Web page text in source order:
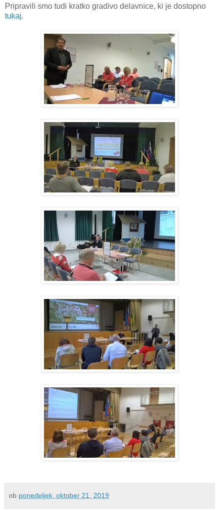
Pripravili smo tudi kratko gradivo delavnice, ki je dostopno
tukaj.
ob ponedeljek, oktober 21, 2019